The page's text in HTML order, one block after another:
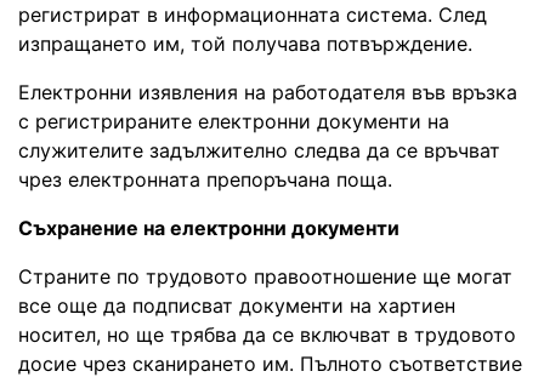
регистрират в информационната система. След
изпращането им, той получава потвърждение.
Електронни изявления на работодателя във връзка
с регистрираните електронни документи на
служителите задължително следва да се връчват
чрез електронната препоръчана поща.
Съхранение на електронни документи
Страните по трудовото правоотношение ще могат
все още да подписват документи на хартиен
носител, но ще трябва да се включват в трудовото
досие чрез сканирането им. Пълното съответствие